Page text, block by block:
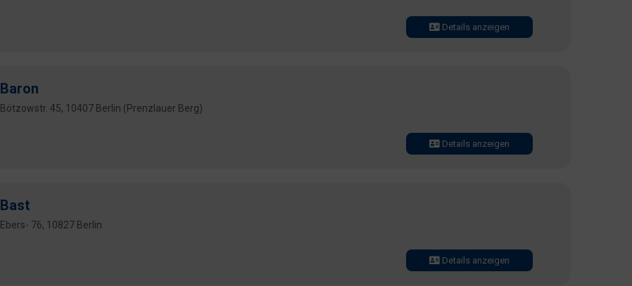
Details anzeigen
Baron
Bötzowstr. 45, 10407 Berlin (Prenzlauer Berg)
Details anzeigen
Bast
Ebers- 76, 10827 Berlin
Details anzeigen